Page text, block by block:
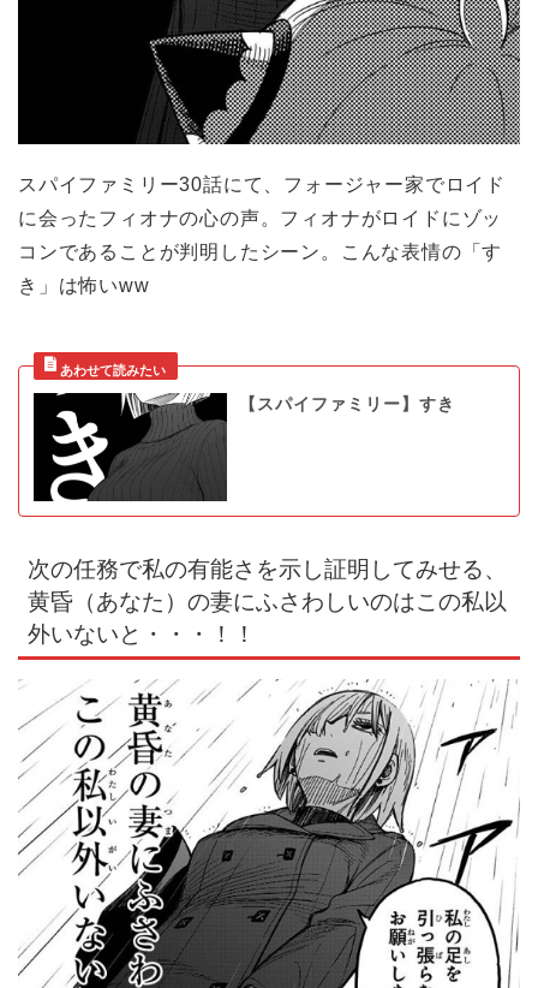
スパイファミリー30話にて、フォージャー家でロイド
に会ったフィオナの心の声。フィオナがロイドにゾッ
コンであることが判明したシーン。こんな表情の「す
き」は怖いww
【スパイファミリー】すき
次の任務で私の有能さを示し証明してみせる、
黄昏（あなた）の妻にふさわしいのはこの私以
外いないと・・・！！